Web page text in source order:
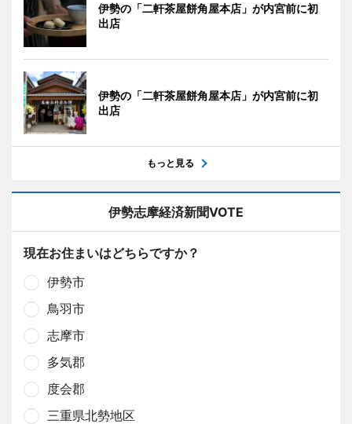
伊勢の「二軒茶屋餅角屋本店」が内宮前に初
出店
伊勢の「二軒茶屋餅角屋本店」が内宮前に初
出店
もっと見る
伊勢志摩経済新聞VOTE
現在お住まいはどちらですか？
伊勢市
鳥羽市
志摩市
多気郡
度会郡
三重県北勢地区